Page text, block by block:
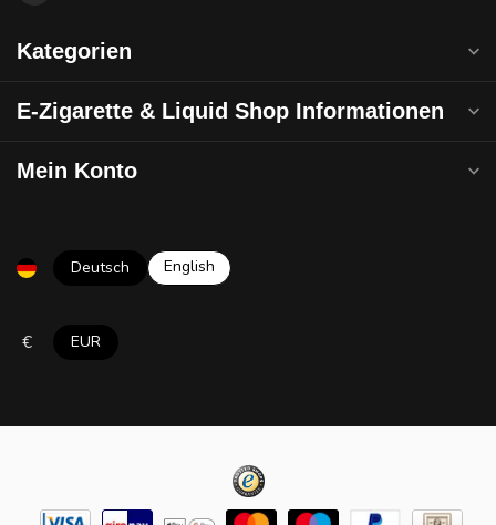
Kategorien
E-Zigarette & Liquid Shop Informationen
Mein Konto
Deutsch English
€ EUR